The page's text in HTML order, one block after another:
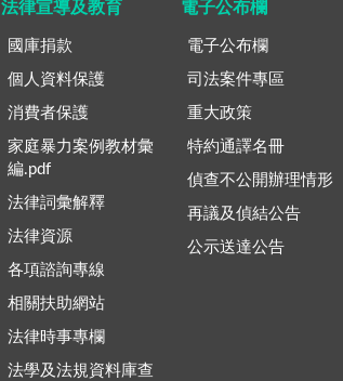
法律宣導及教育
國庫捐款
個人資料保護
消費者保護
家庭暴力案例教材彙
編.pdf
法律詞彙解釋
法律資源
各項諮詢專線
相關扶助網站
法律時事專欄
法學及法規資料庫查
電子公布欄
電子公布欄
司法案件專區
重大政策
特約通譯名冊
偵查不公開辦理情形
再議及偵結公告
公示送達公告